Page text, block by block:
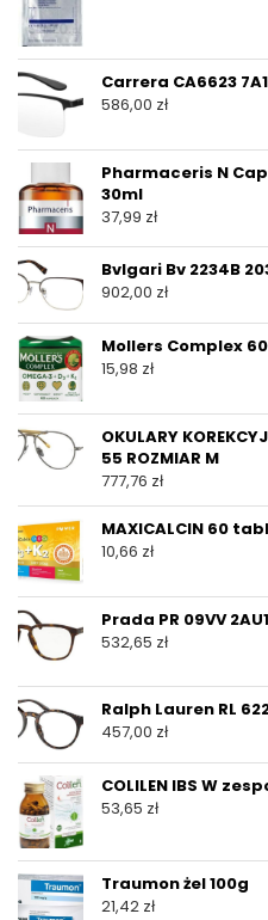
Carrera CA6623 7A1
586,00 zł
Pharmaceris N
30ml
37,99 zł
Bvlgari Bv 2234B
902,00 zł
Mollers Complex
15,98 zł
OKULARY
55 ROZMIAR M
777,76 zł
MAXICALCIN 60 tabl
10,66 zł
Prada PR 09VV
532,65 zł
Ralph Lauren RL
457,00 zł
COLILEN IBS W
53,65 zł
Traumon żel 100g
21,42 zł